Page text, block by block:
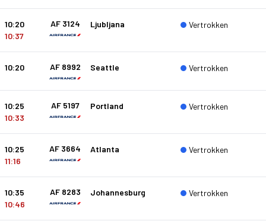
10:20
10:37
AF 3124 Ljubljana Vertrokken
10:20 AF 8992 Seattle Vertrokken
10:25
10:33
AF 5197 Portland Vertrokken
10:25
11:16
AF 3664 Atlanta Vertrokken
10:35
10:46
AF 8283 Johannesburg Vertrokken